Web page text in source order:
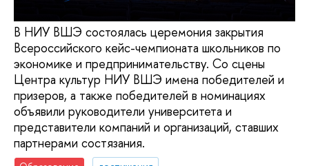
В НИУ ВШЭ состоялась церемония закрытия
Всероссийского кейс-чемпионата школьников по
экономике и предпринимательству. Со сцены
Центра культур НИУ ВШЭ имена победителей и
призеров, а также победителей в номинациях
объявили руководители университета и
представители компаний и организаций, ставших
партнерами состязания.